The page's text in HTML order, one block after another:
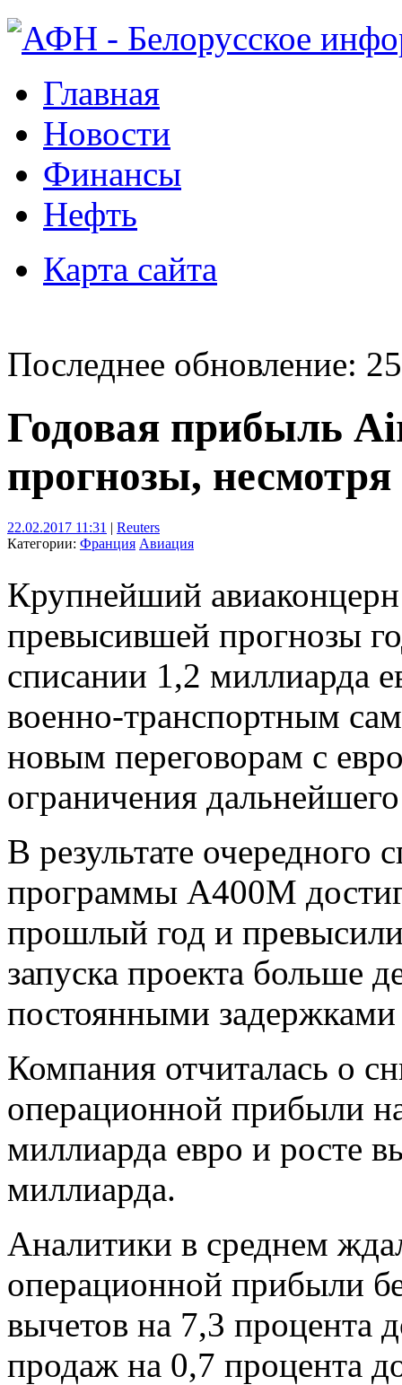
Главная
Новости
Финансы
Нефть
Карта сайта
Последнее обновление:
Годовая прибыль
прогнозы,
22.02.2017 11:31 | Reuters
Категории: Франция Авиация
Крупнейший
превысившей прогнозы
списании 1,2 миллиарда
военно-транспортным
новым переговорам с
ограничения
В результате очередного
программы A400M
прошлый год и
запуска проекта больше
постоянными задержками
Компания отчиталась о
операционной прибыли
миллиарда евро и росте
миллиарда.
Аналитики в среднем
операционной прибыли
вычетов на 7,3 процента
продаж на 0,7 процента